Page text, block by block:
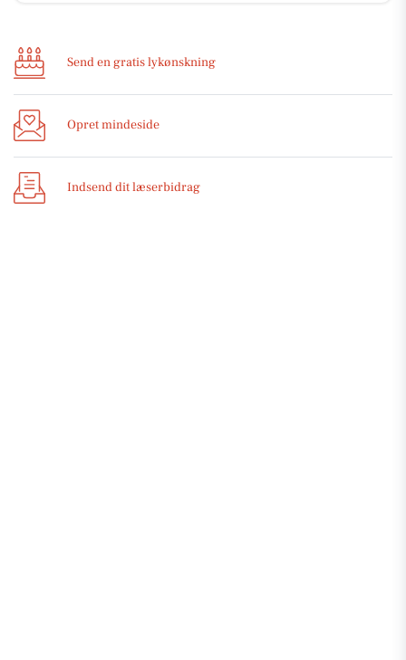
Send en gratis lykønskning
Opret mindeside
Indsend dit læserbidrag